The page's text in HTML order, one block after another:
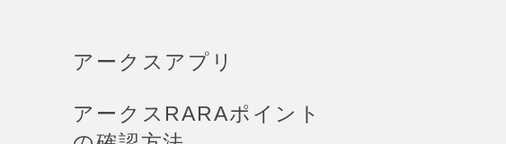
アークスアプリ
アークスRARAポイント